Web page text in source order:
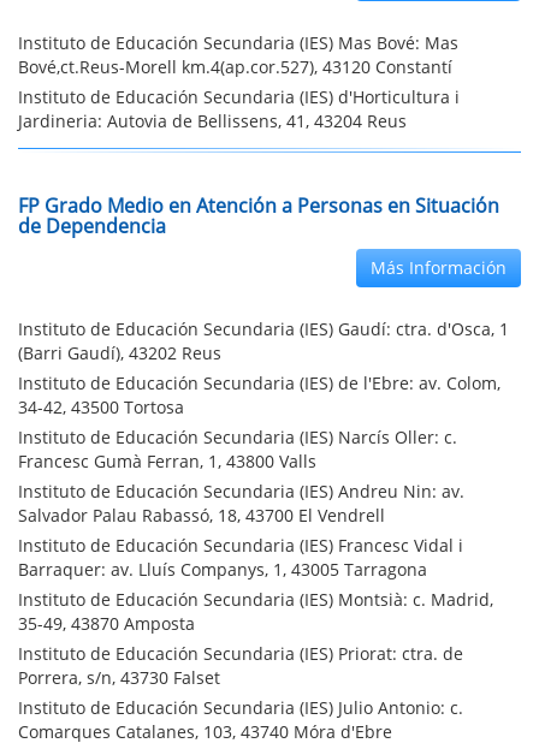
Instituto de Educación Secundaria (IES) Mas Bové: Mas
Bové,ct.Reus-Morell km.4(ap.cor.527), 43120 Constantí
Instituto de Educación Secundaria (IES) d'Horticultura i
Jardineria: Autovia de Bellissens, 41, 43204 Reus
FP Grado Medio en Atención a Personas en Situación
de Dependencia
Más Información
Instituto de Educación Secundaria (IES) Gaudí: ctra. d'Osca, 1
(Barri Gaudí), 43202 Reus
Instituto de Educación Secundaria (IES) de l'Ebre: av. Colom,
34-42, 43500 Tortosa
Instituto de Educación Secundaria (IES) Narcís Oller: c.
Francesc Gumà Ferran, 1, 43800 Valls
Instituto de Educación Secundaria (IES) Andreu Nin: av.
Salvador Palau Rabassó, 18, 43700 El Vendrell
Instituto de Educación Secundaria (IES) Francesc Vidal i
Barraquer: av. Lluís Companys, 1, 43005 Tarragona
Instituto de Educación Secundaria (IES) Montsià: c. Madrid,
35-49, 43870 Amposta
Instituto de Educación Secundaria (IES) Priorat: ctra. de
Porrera, s/n, 43730 Falset
Instituto de Educación Secundaria (IES) Julio Antonio: c.
Comarques Catalanes, 103, 43740 Móra d'Ebre